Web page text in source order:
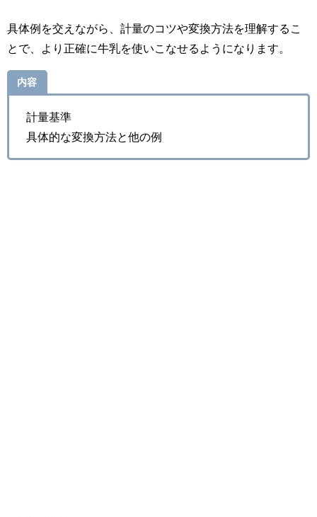
具体例を交えながら、計量のコツや変換方法を理解するこ
とで、より正確に牛乳を使いこなせるようになります。
内容
計量基準
具体的な変換方法と他の例